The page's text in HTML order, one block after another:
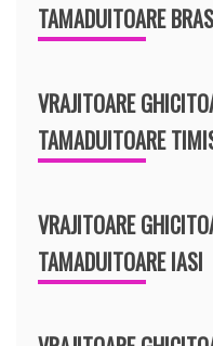
TAMADUITOARE
VRAJITOARE
TAMADUITOARE
VRAJITOARE
TAMADUITOARE IASI